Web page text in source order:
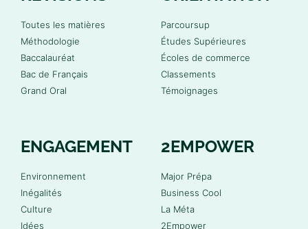
Toutes les matières
Méthodologie
Baccalauréat
Bac de Français
Grand Oral
Parcoursup
Études Supérieures
Écoles de commerce
Classements
Témoignages
ENGAGEMENT
Environnement
Inégalités
Culture
Idées
2EMPOWER
Major Prépa
Business Cool
La Méta
2Empower